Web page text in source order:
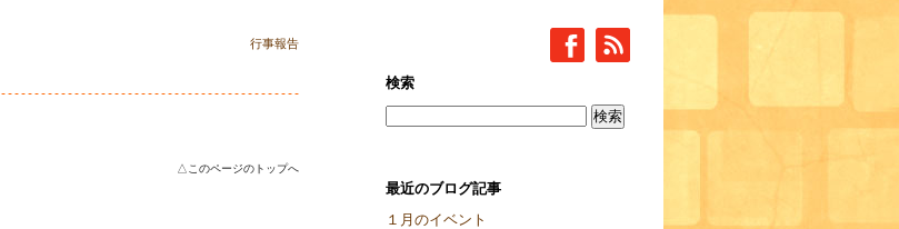
行事報告
△このページのトップへ
検索
最近のブログ記事
１月のイベント